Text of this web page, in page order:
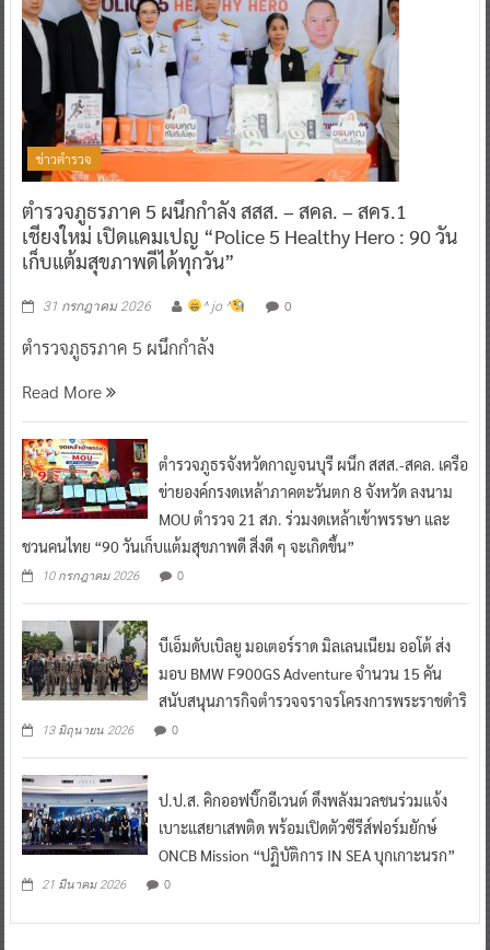
ข่าวตำรวจ
ตำรวจภูธรภาค 5 ผนึกกำลัง สสส. – สคล. – สคร.1
เชียงใหม่ เปิดแคมเปญ “Police 5 Healthy Hero : 90 วัน
เก็บแต้มสุขภาพดีได้ทุกวัน”
31 กรกฎาคม 2026 ^ jo ^ 0
ตำรวจภูธรภาค 5 ผนึกกำลัง
Read More
ตำรวจภูธรจังหวัดกาญจนบุรี ผนึก สสส.-สคล. เครือ
ข่ายองค์กรงดเหล้าภาคตะวันตก 8 จังหวัด ลงนาม
MOU ตำรวจ 21 สภ. ร่วมงดเหล้าเข้าพรรษา และ
ชวนคนไทย “90 วันเก็บแต้มสุขภาพดี สิ่งดี ๆ จะเกิดขึ้น”
10 กรกฎาคม 2026 0
บีเอ็มดับเบิลยู มอเตอร์ราด มิลเลนเนียม ออโต้ ส่ง
มอบ BMW F900GS Adventure จำนวน 15 คัน
สนับสนุนภารกิจตำรวจจราจรโครงการพระราชดำริ
13 มิถุนายน 2026 0
ป.ป.ส. คิกออฟบิ๊กอีเวนต์ ดึงพลังมวลชนร่วมแจ้ง
เบาะแสยาเสพติด พร้อมเปิดตัวซีรีส์ฟอร์มยักษ์
ONCB Mission “ปฏิบัติการ IN SEA บุกเกาะนรก”
21 มีนาคม 2026 0